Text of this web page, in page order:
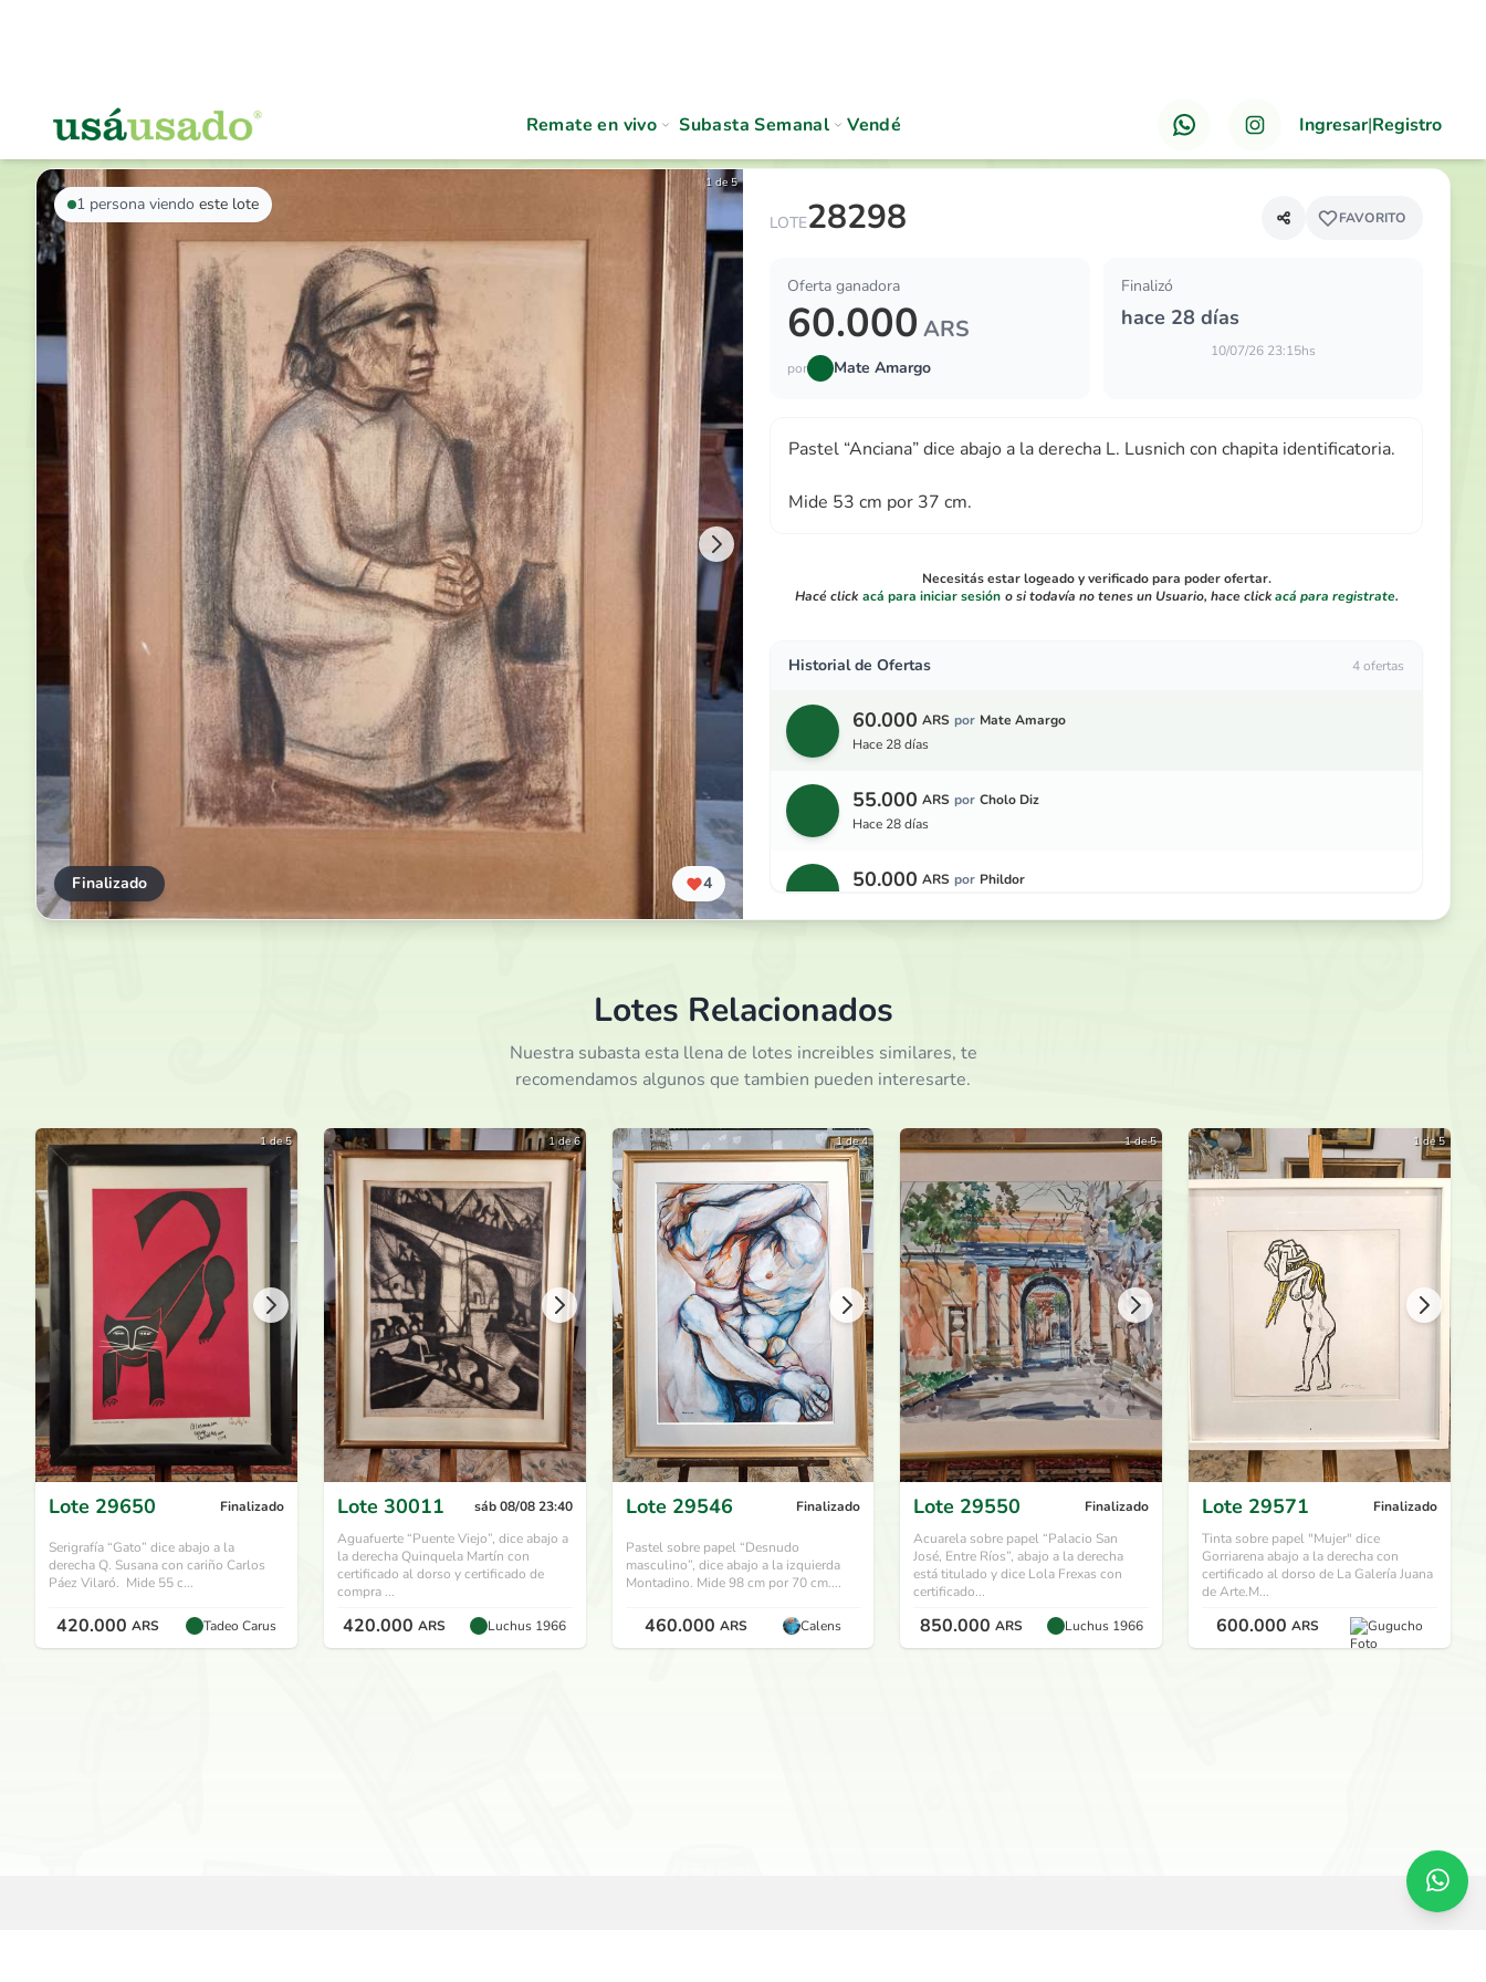
Remate en vivo Subasta Semanal Vendé Ingresar|Registro
VOLVER AL LISTADO ANTERIOR PRÓXIMO
1 persona viendo este lote
Finalizado 4
1 de 5
LOTE28298 FAVORITO
Pastel “Anciana” dice abajo a la derecha L
Oferta ganadora
60.000 ARS
por Mate Amargo
Finalizó
hace 28 días
10/07/26 23:15hs
Pastel “Anciana” dice abajo a la derecha L. Lusnich con chapita identificatoria.
Mide 53 cm por 37 cm.
Necesitás estar logeado y verificado para poder ofertar.
Hacé click acá para iniciar sesión o si todavía no tenes un Usuario, hace clickacá para registrate.
Historial de Ofertas 4 ofertas
60.000 ARS por Mate Amargo
hace 28 días
55.000 ARS por Cholo Diz
hace 28 días
50.000 ARS por Phildor
Lotes Relacionados
Nuestra subasta esta llena de lotes increibles similares, te
recomendamos algunos que tambien pueden interesarte.
1 de 5
Lote 29650 Finalizado
Serigrafía “Gato” dice abajo a la
derecha Q. Susana con cariño Carlos
Páez Vilaró. Mide 55 c...
420.000 ARS Tadeo Carus
1 de 6
Lote 30011
sáb 08/08 23:40
Aguafuerte “Puente Viejo”, dice abajo a
la derecha Quinquela Martín con
certificado al dorso y certificado de
compra ...
420.000 ARS Luchus 1966
1 de 4
Lote 29546 Finalizado
Pastel sobre papel “Desnudo
masculino”, dice abajo a la izquierda
Montadino. Mide 98 cm por 70 cm....
460.000 ARS Calens
1 de 5
Lote 29550
Finalizado
Acuarela sobre papel “Palacio San
José, Entre Ríos”, abajo a la derecha
está titulado y dice Lola Frexas con
certificado...
850.000 ARS Luchus 1966
1 de 5
Lote 29571
Finalizado
Tinta sobre papel "Mujer" dice
Gorriarena abajo a la derecha con
certificado al dorso de La Galería Juana
de Arte.M...
600.000 ARS Gugucho